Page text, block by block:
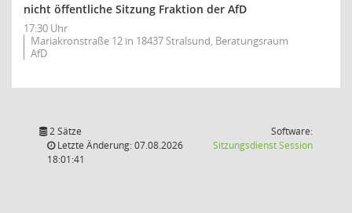
nicht öffentliche Sitzung Fraktion der AfD
17:30 Uhr
Mariakronstraße 12 in 18437 Stralsund, Beratungsraum
AfD
2 Sätze
Letzte Änderung: 07.08.2026
18:01:41
Software:
SitzungsdienstSession(Wird in